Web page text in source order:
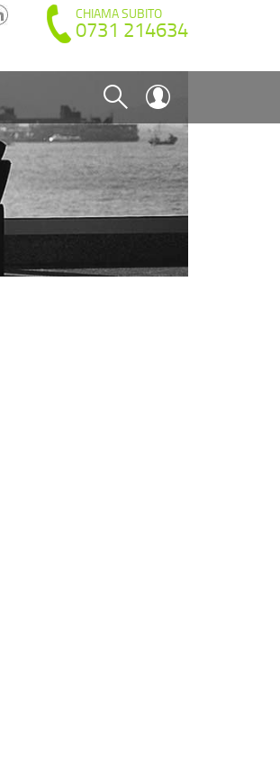
CHIAMA SUBITO
0731 214634